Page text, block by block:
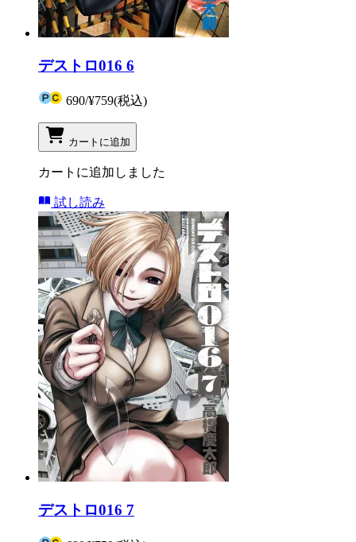
デストロ016 6
690/¥759(税込)
カートに追加
カートに追加しました
試し読み
デストロ016 7